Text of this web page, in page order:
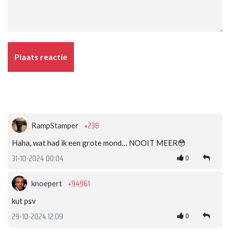
Plaats reactie
RampStamper +238
Haha, wat had ik een grote mond… NOOIT MEER😳
31-10-2024 00:04 0
knoepert +94961
kut psv
29-10-2024 12:09 0